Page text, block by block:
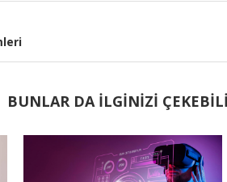
BUNLAR DA ILGINIZI